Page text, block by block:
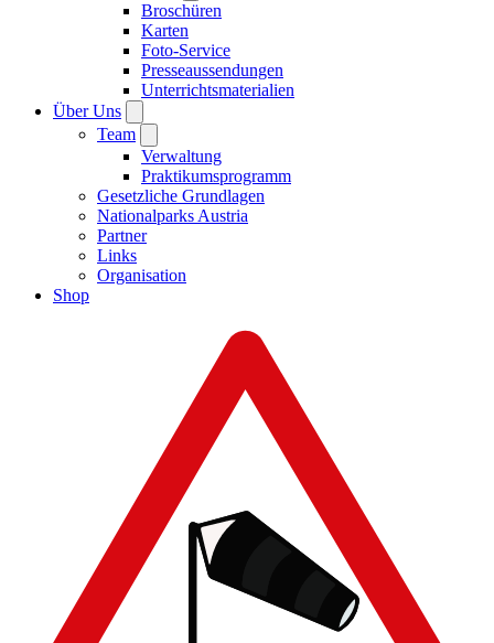
Broschüren
Karten
Foto-Service
Presseaussendungen
Unterrichtsmaterialien
Über Uns
Team
Verwaltung
Praktikumsprogramm
Gesetzliche Grundlagen
Nationalparks Austria
Partner
Links
Organisation
Shop